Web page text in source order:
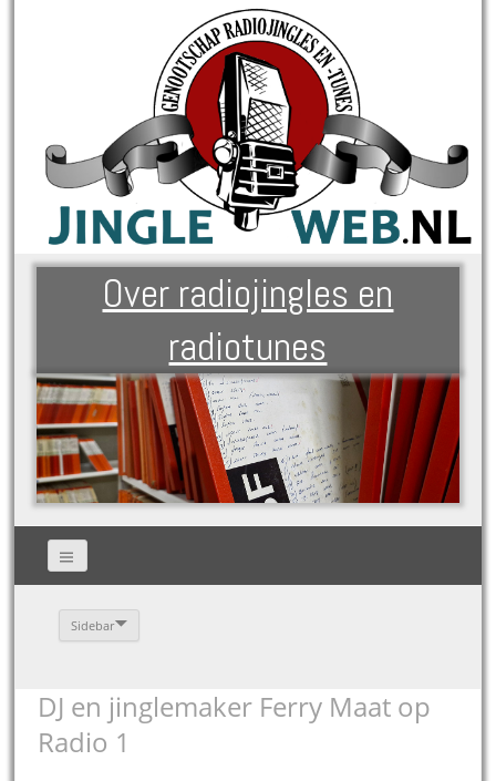
Over radiojingles en
radiotunes
Sidebar
DJ en jinglemaker Ferry Maat op
Radio 1